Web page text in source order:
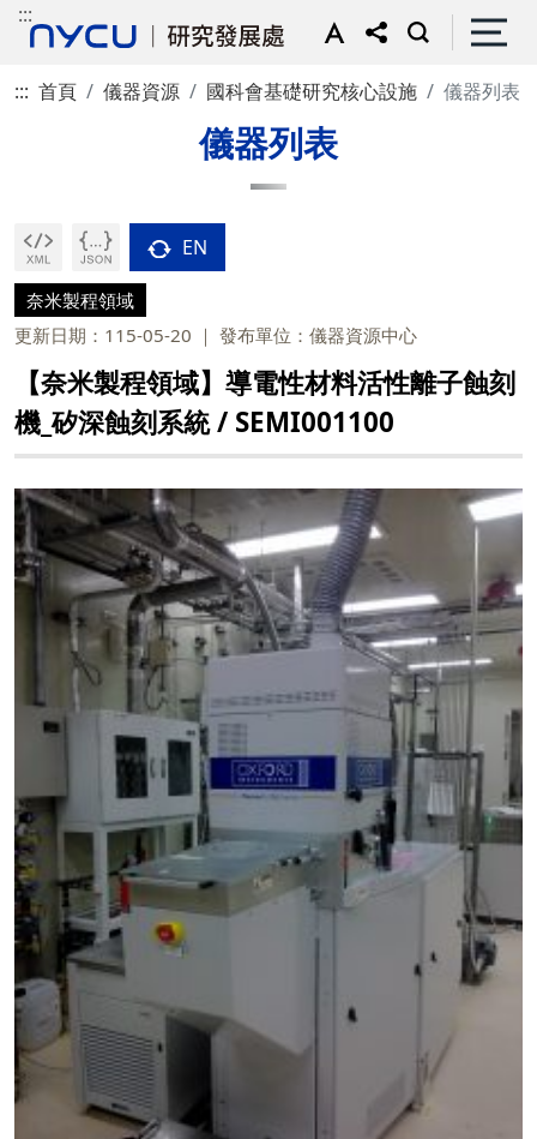
:::
::: 首頁 儀器資源 國科會基礎研究核心設施 儀器列表
儀器列表
EN
奈米製程領域
更新日期：115-05-20
發布單位：儀器資源中心
【奈米製程領域】導電性材料活性離子蝕刻
機_矽深蝕刻系統 / SEMI001100